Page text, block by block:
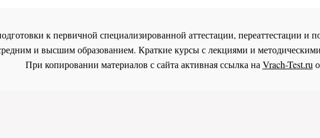
к первичной специализированной аттестации, переаттестации
и высшим образованием. Краткие курсы с лекциями и
При копировании материалов с сайта активная ссылка наVrach-Test.ru